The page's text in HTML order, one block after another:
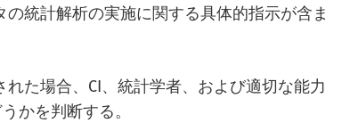
統計解析の実施に関する具体的指示が含ま
た場合、CI、統計学者、および適切な能力
かを判断する。